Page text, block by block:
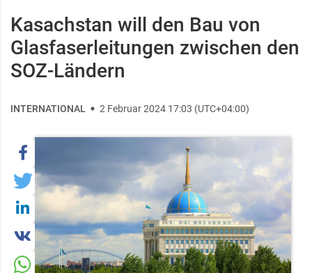
Kasachstan will den Bau von
Glasfaserleitungen zwischen den
SOZ-Ländern
INTERNATIONAL 2 Februar 2024 17:03 (UTC+04:00)